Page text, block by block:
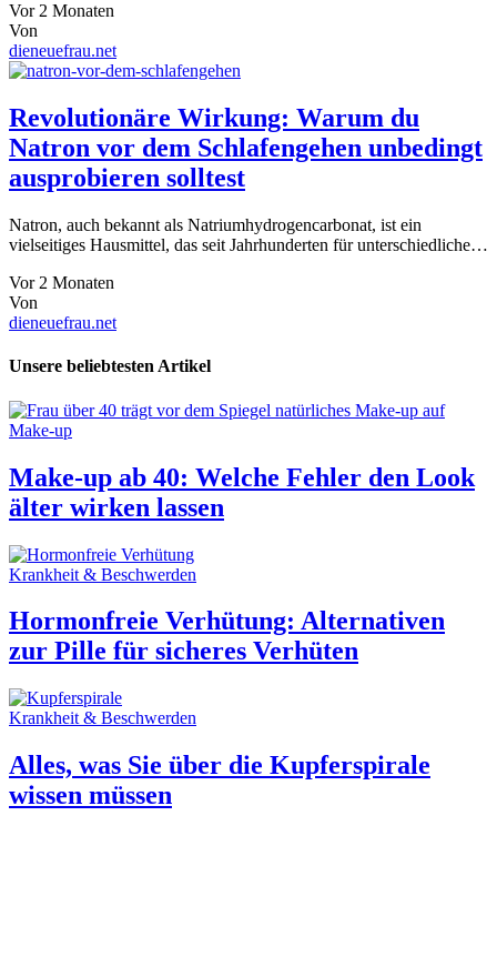
Vor 2 Monaten
Von
dieneuefrau.net
Revolutionäre Wirkung: Warum du
Natron vor dem Schlafengehen unbedingt
ausprobieren solltest
Natron, auch bekannt als Natriumhydrogencarbonat, ist ein
vielseitiges Hausmittel, das seit Jahrhunderten für unterschiedliche…
Vor 2 Monaten
Von
dieneuefrau.net
Unsere beliebtesten Artikel
Make-up
Make-up ab 40: Welche Fehler den Look
älter wirken lassen
Krankheit & Beschwerden
Hormonfreie Verhütung: Alternativen
zur Pille für sicheres Verhüten
Krankheit & Beschwerden
Alles, was Sie über die Kupferspirale
wissen müssen